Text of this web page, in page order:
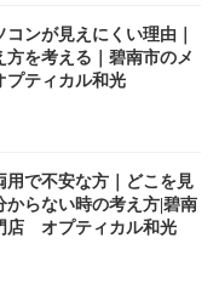
ンが見えにくい理由｜
方を考える｜碧南市のメ
ティカル和光
用で不安な方｜どこを見
からない時の考え方|碧南
店 オプティカル和光